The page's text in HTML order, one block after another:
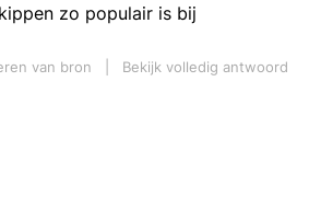
zo populair is bij
van bron
Bekijk volledig antwoord